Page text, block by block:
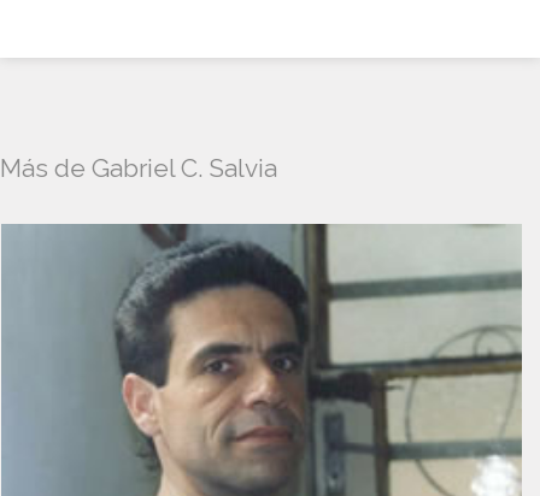
Más de Gabriel C. Salvia